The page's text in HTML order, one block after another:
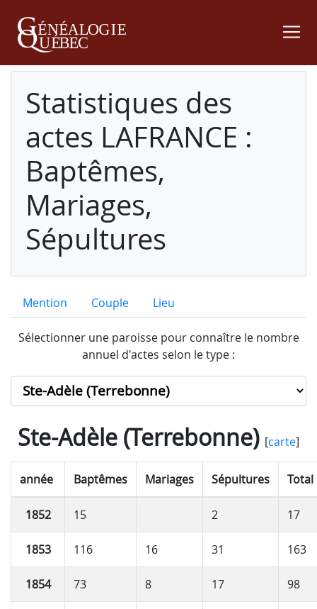
Statistiques des
actes LAFRANCE :
Baptêmes,
Mariages,
Sépultures
Mention Couple Lieu
Sélectionner une paroisse pour connaître le nombre
annuel d'actes selon le type :
Ste-Adèle (Terrebonne)[carte]
année Baptêmes Mariages Sépultures Total
1852 15 2 17
1853 116 16 31 163
1854 73 8 17 98